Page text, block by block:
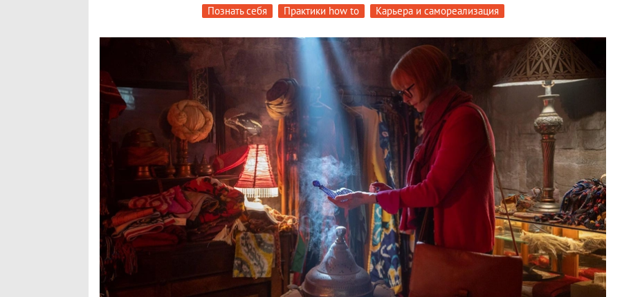
Познать себя Практики how to Карьера и самореализация